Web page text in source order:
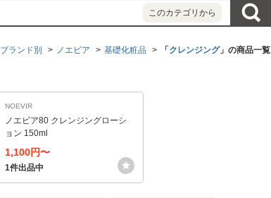
このカテゴリから
ブランド別 ノエビア 基礎化粧品 「 クレンジング」の商品一覧
NOEVIR
ノエビア80 クレンジングローシ
ョン 150ml
1,100円〜
1件出品中